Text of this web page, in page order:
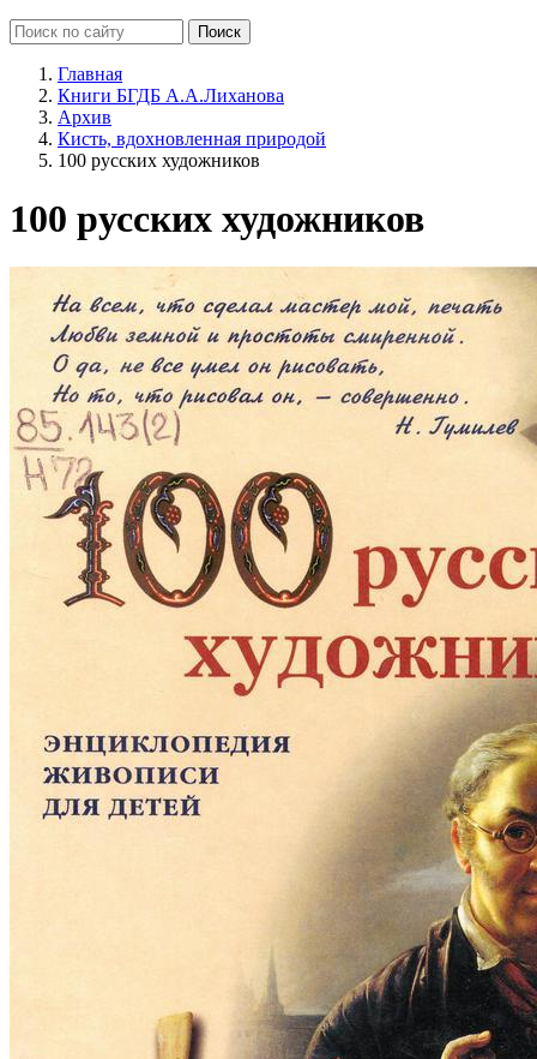
Главная
Книги БГДБ А.А.Лиханова
Архив
Кисть, вдохновленная природой
100 русских художников
100 русских художников